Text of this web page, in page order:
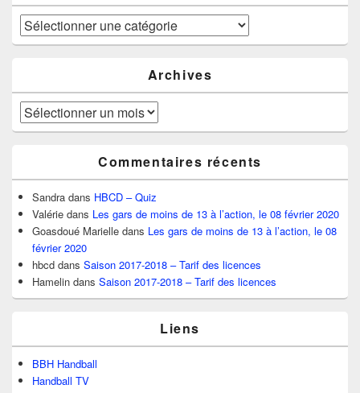
Catégories
Archives
Archives
Commentaires récents
Sandra dans HBCD – Quiz
Valérie dans Les gars de moins de 13 à l’action, le 08 février 2020
Goasdoué Marielle dans Les gars de moins de 13 à l’action, le 08
février 2020
hbcd dans Saison 2017-2018 – Tarif des licences
Hamelin dans Saison 2017-2018 – Tarif des licences
Liens
BBH Handball
Handball TV